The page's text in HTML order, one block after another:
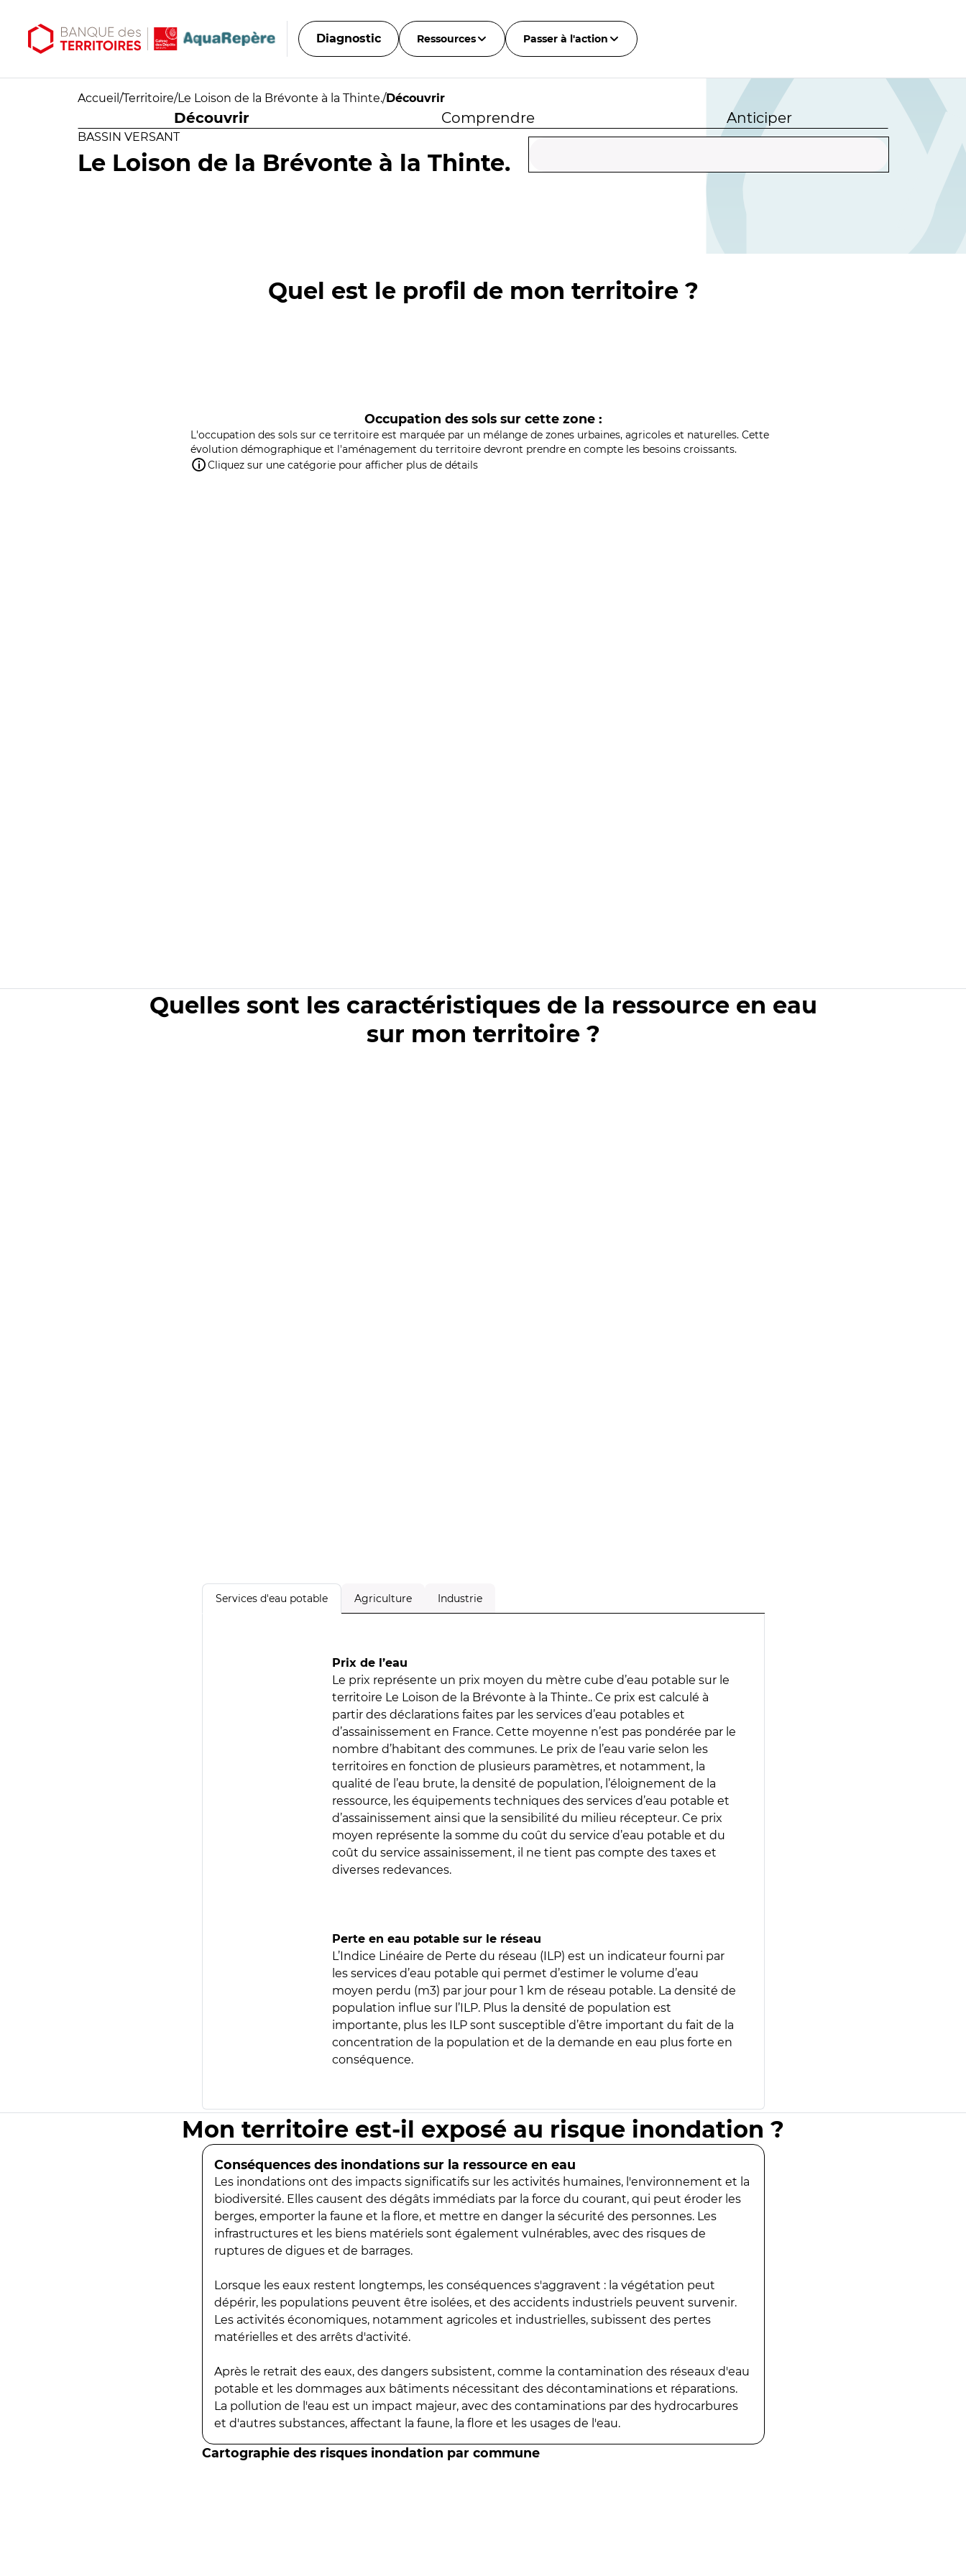
Diagnostic Ressources Passer à l'action
Accueil /Territoire/Le Loison de la Brévonte à la Thinte./Découvrir
Découvrir Comprendre Anticiper
BASSIN VERSANT
Le Loison de la Brévonte à la Thinte.
Quel est le profil de mon territoire ?
Occupation des sols sur cette zone :
L'occupation des sols sur ce territoire est marquée par un mélange de zones urbaines, agricoles et naturelles. Cette
évolution démographique et l'aménagement du territoire devront prendre en compte les besoins croissants.
Cliquez sur une catégorie pour afficher plus de détails
Quelles sont les caractéristiques de la ressource en eau
sur mon territoire ?
Services d'eau potable Agriculture Industrie
Prix de l’eau
Le prix représente un prix moyen du mètre cube d’eau potable sur le
territoire Le Loison de la Brévonte à la Thinte.. Ce prix est calculé à
partir des déclarations faites par les services d’eau potables et
d’assainissement en France. Cette moyenne n’est pas pondérée par le
nombre d’habitant des communes. Le prix de l’eau varie selon les
territoires en fonction de plusieurs paramètres, et notamment, la
qualité de l’eau brute, la densité de population, l’éloignement de la
ressource, les équipements techniques des services d’eau potable et
d’assainissement ainsi que la sensibilité du milieu récepteur. Ce prix
moyen représente la somme du coût du service d’eau potable et du
coût du service assainissement, il ne tient pas compte des taxes et
diverses redevances.
Perte en eau potable sur le réseau
L’Indice Linéaire de Perte du réseau (ILP) est un indicateur fourni par
les services d’eau potable qui permet d’estimer le volume d’eau
moyen perdu (m3) par jour pour 1 km de réseau potable. La densité de
population influe sur l’ILP. Plus la densité de population est
importante, plus les ILP sont susceptible d’être important du fait de la
concentration de la population et de la demande en eau plus forte en
conséquence.
Mon territoire est-il exposé au risque inondation ?
Conséquences des inondations sur la ressource en eau
Les inondations ont des impacts significatifs sur les activités humaines, l'environnement et la
biodiversité. Elles causent des dégâts immédiats par la force du courant, qui peut éroder les
berges, emporter la faune et la flore, et mettre en danger la sécurité des personnes. Les
infrastructures et les biens matériels sont également vulnérables, avec des risques de
ruptures de digues et de barrages.
Lorsque les eaux restent longtemps, les conséquences s'aggravent : la végétation peut
dépérir, les populations peuvent être isolées, et des accidents industriels peuvent survenir.
Les activités économiques, notamment agricoles et industrielles, subissent des pertes
matérielles et des arrêts d'activité.
Après le retrait des eaux, des dangers subsistent, comme la contamination des réseaux d'eau
potable et les dommages aux bâtiments nécessitant des décontaminations et réparations.
La pollution de l'eau est un impact majeur, avec des contaminations par des hydrocarbures
et d'autres substances, affectant la faune, la flore et les usages de l'eau.
Cartographie des risques inondation par commune